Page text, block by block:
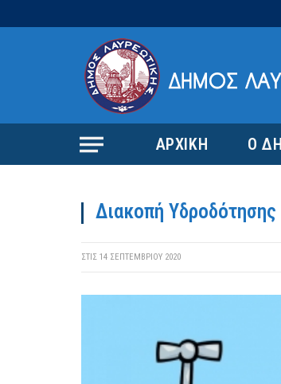
ΑΡΧΙΚΗ Ο
Διακοπή Υδροδότησης
ΣΤΙΣ 14 ΣΕΠΤΕΜΒΡΊΟΥ 2020